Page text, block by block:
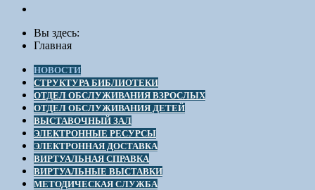
Вы здесь:
Главная
НОВОСТИ
СТРУКТУРА БИБЛИОТЕКИ
ОТДЕЛ ОБСЛУЖИВАНИЯ ВЗРОСЛЫХ
ОТДЕЛ ОБСЛУЖИВАНИЯ ДЕТЕЙ
ВЫСТАВОЧНЫЙ ЗАЛ
ЭЛЕКТРОННЫЕ РЕСУРСЫ
ЭЛЕКТРОННАЯ ДОСТАВКА
ВИРТУАЛЬНАЯ СПРАВКА
ВИРТУАЛЬНЫЕ ВЫСТАВКИ
МЕТОДИЧЕСКАЯ СЛУЖБА